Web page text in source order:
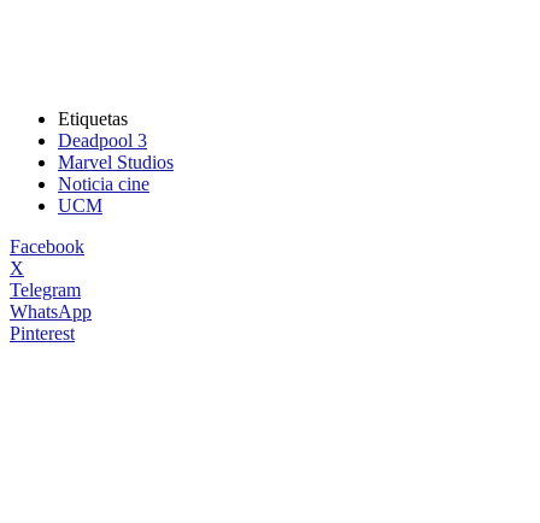
Etiquetas
Deadpool 3
Marvel Studios
Noticia cine
UCM
Facebook
X
Telegram
WhatsApp
Pinterest